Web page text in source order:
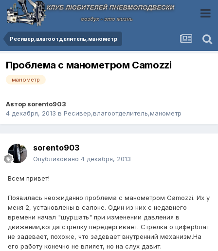
Ресивер,влагоотделитель,манометр
Проблема с манометром Camozzi
манометр
Автор sorento903
4 декабря, 2013 в Ресивер,влагоотделитель,манометр
sorento903
Опубликовано 4 декабря, 2013
Всем привет!
Появилась неожиданно проблема с манометром Camozzi. Их у
меня 2, установлены в салоне. Один из них с недавнего
времени начал "шуршать" при изменении давления в
движении,когда стрелку передергивает. Стрелка о циферблат
не задевает, похоже, что задевает внутренний механизм.На
его работу конечно не влияет, но на слух давит.